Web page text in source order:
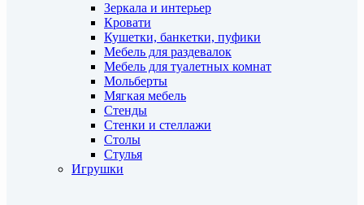
Зеркала и интерьер
Кровати
Кушетки, банкетки, пуфики
Мебель для раздевалок
Мебель для туалетных комнат
Мольберты
Мягкая мебель
Стенды
Стенки и стеллажи
Столы
Стулья
Игрушки